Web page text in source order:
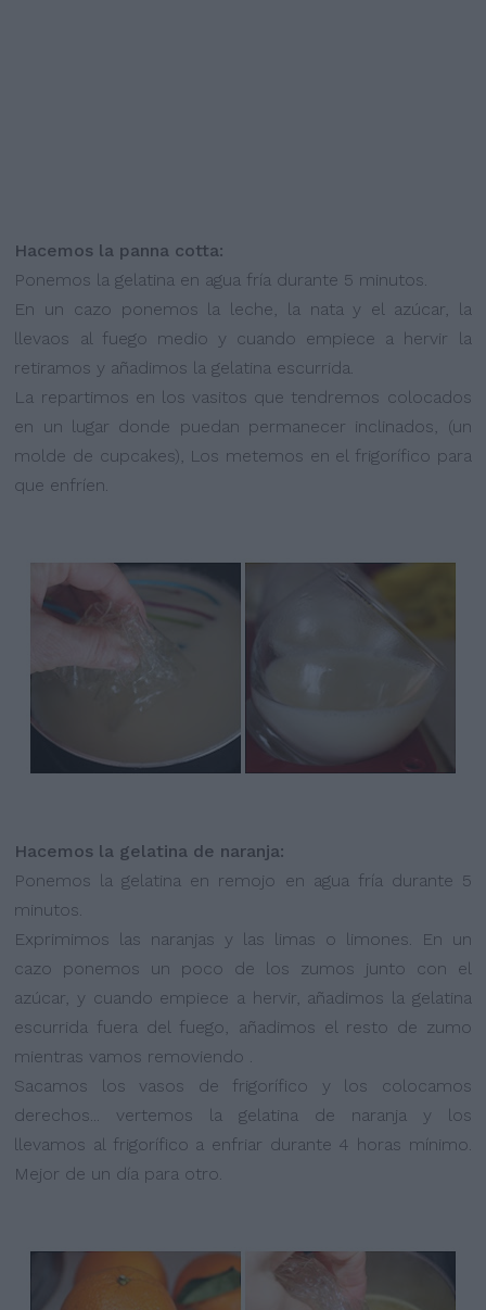
Hacemos la panna cotta:
Ponemos la gelatina en agua fría durante 5 minutos.
En un cazo ponemos la leche, la nata y el azúcar, la
llevaos al fuego medio y cuando empiece a hervir la
retiramos y añadimos la gelatina escurrida.
La repartimos en los vasitos que tendremos colocados
en un lugar donde puedan permanecer inclinados, (un
molde de cupcakes), Los metemos en el frigorífico para
que enfríen.
Hacemos la gelatina de naranja:
Ponemos la gelatina en remojo en agua fría durante 5
minutos.
Exprimimos las naranjas y las limas o limones. En un
cazo ponemos un poco de los zumos junto con el
azúcar, y cuando empiece a hervir, añadimos la gelatina
escurrida fuera del fuego, añadimos el resto de zumo
mientras vamos removiendo .
Sacamos los vasos de frigorífico y los colocamos
derechos... vertemos la gelatina de naranja y los
llevamos al frigorífico a enfriar durante 4 horas mínimo.
Mejor de un día para otro.